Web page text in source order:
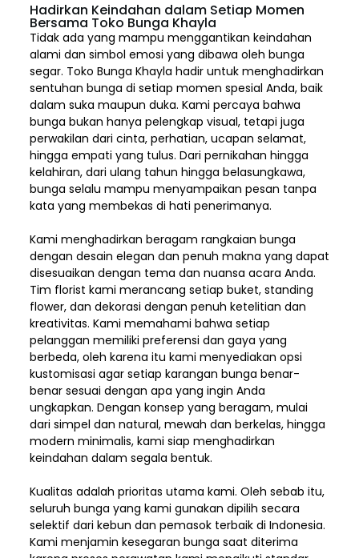
Hadirkan Keindahan dalam Setiap Momen
Bersama Toko Bunga Khayla
Tidak ada yang mampu menggantikan keindahan
alami dan simbol emosi yang dibawa oleh bunga
segar. Toko Bunga Khayla hadir untuk menghadirkan
sentuhan bunga di setiap momen spesial Anda, baik
dalam suka maupun duka. Kami percaya bahwa
bunga bukan hanya pelengkap visual, tetapi juga
perwakilan dari cinta, perhatian, ucapan selamat,
hingga empati yang tulus. Dari pernikahan hingga
kelahiran, dari ulang tahun hingga belasungkawa,
bunga selalu mampu menyampaikan pesan tanpa
kata yang membekas di hati penerimanya.
Kami menghadirkan beragam rangkaian bunga
dengan desain elegan dan penuh makna yang dapat
disesuaikan dengan tema dan nuansa acara Anda.
Tim florist kami merancang setiap buket, standing
flower, dan dekorasi dengan penuh ketelitian dan
kreativitas. Kami memahami bahwa setiap
pelanggan memiliki preferensi dan gaya yang
berbeda, oleh karena itu kami menyediakan opsi
kustomisasi agar setiap karangan bunga benar-
benar sesuai dengan apa yang ingin Anda
ungkapkan. Dengan konsep yang beragam, mulai
dari simpel dan natural, mewah dan berkelas, hingga
modern minimalis, kami siap menghadirkan
keindahan dalam segala bentuk.
Kualitas adalah prioritas utama kami. Oleh sebab itu,
seluruh bunga yang kami gunakan dipilih secara
selektif dari kebun dan pemasok terbaik di Indonesia.
Kami menjamin kesegaran bunga saat diterima